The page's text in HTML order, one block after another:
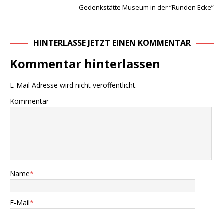
Gedenkstätte Museum in der “Runden Ecke”
HINTERLASSE JETZT EINEN KOMMENTAR
Kommentar hinterlassen
E-Mail Adresse wird nicht veröffentlicht.
Kommentar
Name*
E-Mail*